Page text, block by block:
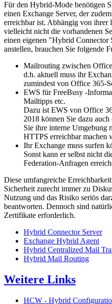
Für den Hybrid-Mode benötigen
einen Exchange Server, der
erreichbar ist. Abhängig von ihrer
vielleicht nicht die vorhandenen
einen eigenen "Hybrid Connector
anstellen, brauchen Sie folgende
Mailrouting zwischen
d.h. aktuell muss ihr
zumindest von Office 365-
EWS für FreeBusy -
Mailtipps etc.
Dazu ist EWS von Office
2018 können Sie dazu
Sie ihre interne Umgebung
HTTPS erreichbar machen
Ihr Exchange muss surfen
Sonst kann er selbst nicht
Federation-Anfragen
Diese umfangreiche
Sicherheit zurecht immer zu
Nutzung und das Risiko seriös
beantworten. Dennoch sind
Zertifikate erforderlich.
Hybrid Connector Server
Exchange Hybrid Agent
Hybrid Centralized Mail
Hybrid Mail Routing
Weitere Links
HCW - Hybrid